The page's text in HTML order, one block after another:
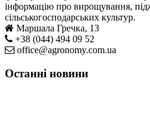
інформацію про вирощування,
сільськогосподарських культур.
Маршала Гречка, 13
+38 (044) 494 09 52
office@agronomy.com.ua
Останні новини